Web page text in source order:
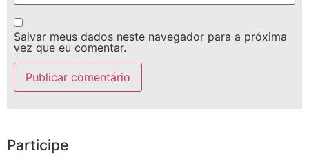
Salvar meus dados neste navegador para a próxima
vez que eu comentar.
Participe